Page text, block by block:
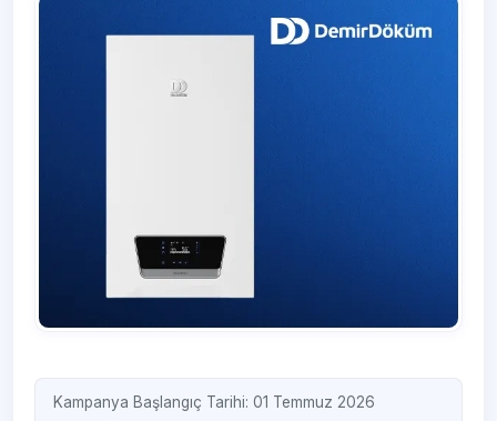
Kampanya Başlangıç Tarihi: 01 Temmuz 2026